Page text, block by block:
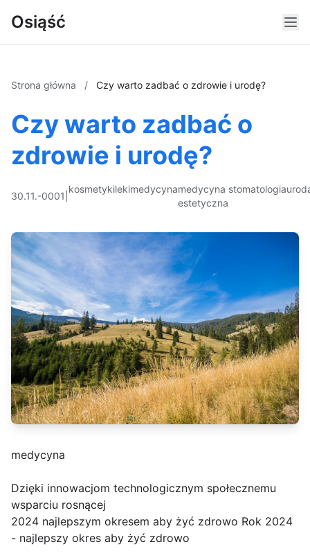
Osiąść
Strona główna / Czy warto zadbać o zdrowie i urodę?
Czy warto zadbać o
zdrowie i urodę?
30.11.-0001
kosmetykilekimedycynamedycyna
estetyczna
stomatologia
medycyna
Dzięki innowacjom technologicznym społecznemu
wsparciu rosnącej
2024 najlepszym okresem aby żyć zdrowo Rok 2024
- najlepszy okres aby żyć zdrowo